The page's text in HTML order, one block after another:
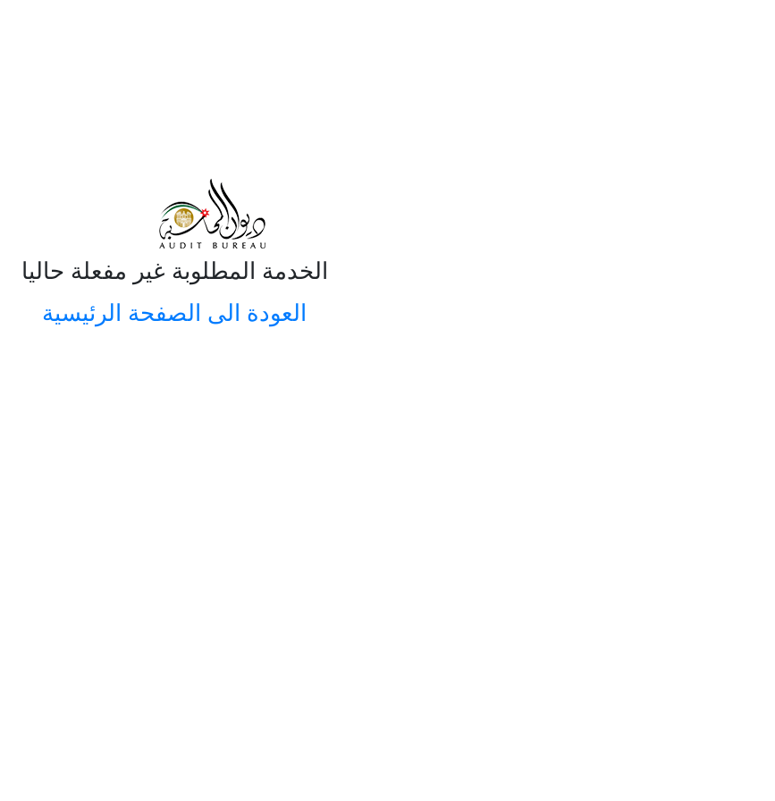
الخدمة المطلوبة غير مفعلة حاليا
العودة الى الصفحة الرئيسية